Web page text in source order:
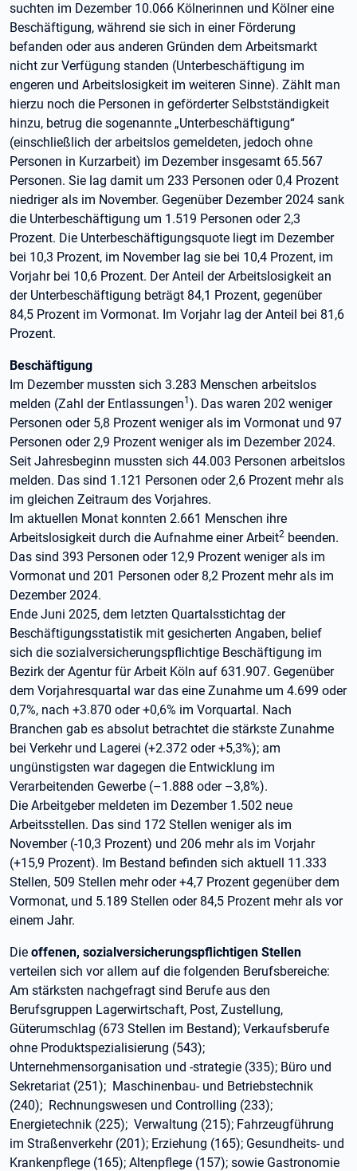
suchten im Dezember 10.066 Kölnerinnen und Kölner eine
Beschäftigung, während sie sich in einer Förderung
befanden oder aus anderen Gründen dem Arbeitsmarkt
nicht zur Verfügung standen (Unterbeschäftigung im
engeren und Arbeitslosigkeit im weiteren Sinne). Zählt man
hierzu noch die Personen in geförderter Selbstständigkeit
hinzu, betrug die sogenannte „Unterbeschäftigung“
(einschließlich der arbeitslos gemeldeten, jedoch ohne
Personen in Kurzarbeit) im Dezember insgesamt 65.567
Personen. Sie lag damit um 233 Personen oder 0,4 Prozent
niedriger als im November. Gegenüber Dezember 2024 sank
die Unterbeschäftigung um 1.519 Personen oder 2,3
Prozent. Die Unterbeschäftigungsquote liegt im Dezember
bei 10,3 Prozent, im November lag sie bei 10,4 Prozent, im
Vorjahr bei 10,6 Prozent. Der Anteil der Arbeitslosigkeit an
der Unterbeschäftigung beträgt 84,1 Prozent, gegenüber
84,5 Prozent im Vormonat. Im Vorjahr lag der Anteil bei 81,6
Prozent.
Beschäftigung
Im Dezember mussten sich 3.283 Menschen arbeitslos
melden (Zahl der Entlassungen1 ). Das waren 202 weniger
Personen oder 5,8 Prozent weniger als im Vormonat und 97
Personen oder 2,9 Prozent weniger als im Dezember 2024.
Seit Jahresbeginn mussten sich 44.003 Personen arbeitslos
melden. Das sind 1.121 Personen oder 2,6 Prozent mehr als
im gleichen Zeitraum des Vorjahres.
Im aktuellen Monat konnten 2.661 Menschen ihre
Arbeitslosigkeit durch die Aufnahme einer Arbeit2 beenden.
Das sind 393 Personen oder 12,9 Prozent weniger als im
Vormonat und 201 Personen oder 8,2 Prozent mehr als im
Dezember 2024.
Ende Juni 2025, dem letzten Quartalsstichtag der
Beschäftigungsstatistik mit gesicherten Angaben, belief
sich die sozialversicherungspflichtige Beschäftigung im
Bezirk der Agentur für Arbeit Köln auf 631.907. Gegenüber
dem Vorjahresquartal war das eine Zunahme um 4.699 oder
0,7%, nach +3.870 oder +0,6% im Vorquartal. Nach
Branchen gab es absolut betrachtet die stärkste Zunahme
bei Verkehr und Lagerei (+2.372 oder +5,3%); am
ungünstigsten war dagegen die Entwicklung im
Verarbeitenden Gewerbe (–1.888 oder –3,8%).
Die Arbeitgeber meldeten im Dezember 1.502 neue
Arbeitsstellen. Das sind 172 Stellen weniger als im
November (-10,3 Prozent) und 206 mehr als im Vorjahr
(+15,9 Prozent). Im Bestand befinden sich aktuell 11.333
Stellen, 509 Stellen mehr oder +4,7 Prozent gegenüber dem
Vormonat, und 5.189 Stellen oder 84,5 Prozent mehr als vor
einem Jahr.
Die offenen, sozialversicherungspflichtigen Stellen
verteilen sich vor allem auf die folgenden Berufsbereiche:
Am stärksten nachgefragt sind Berufe aus den
Berufsgruppen Lagerwirtschaft, Post, Zustellung,
Güterumschlag (673 Stellen im Bestand); Verkaufsberufe
ohne Produktspezialisierung (543);
Unternehmensorganisation und -strategie (335); Büro und
Sekretariat (251); Maschinenbau- und Betriebstechnik
(240); Rechnungswesen und Controlling (233);
Energietechnik (225); Verwaltung (215); Fahrzeugführung
im Straßenverkehr (201); Erziehung (165); Gesundheits- und
Krankenpflege (165); Altenpflege (157); sowie Gastronomie